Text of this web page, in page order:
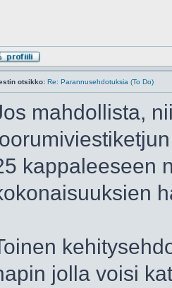
otsikko: Re: Parannusehdotuksia (To Do)
mahdollista,
kappaleeseen
jolla voisi